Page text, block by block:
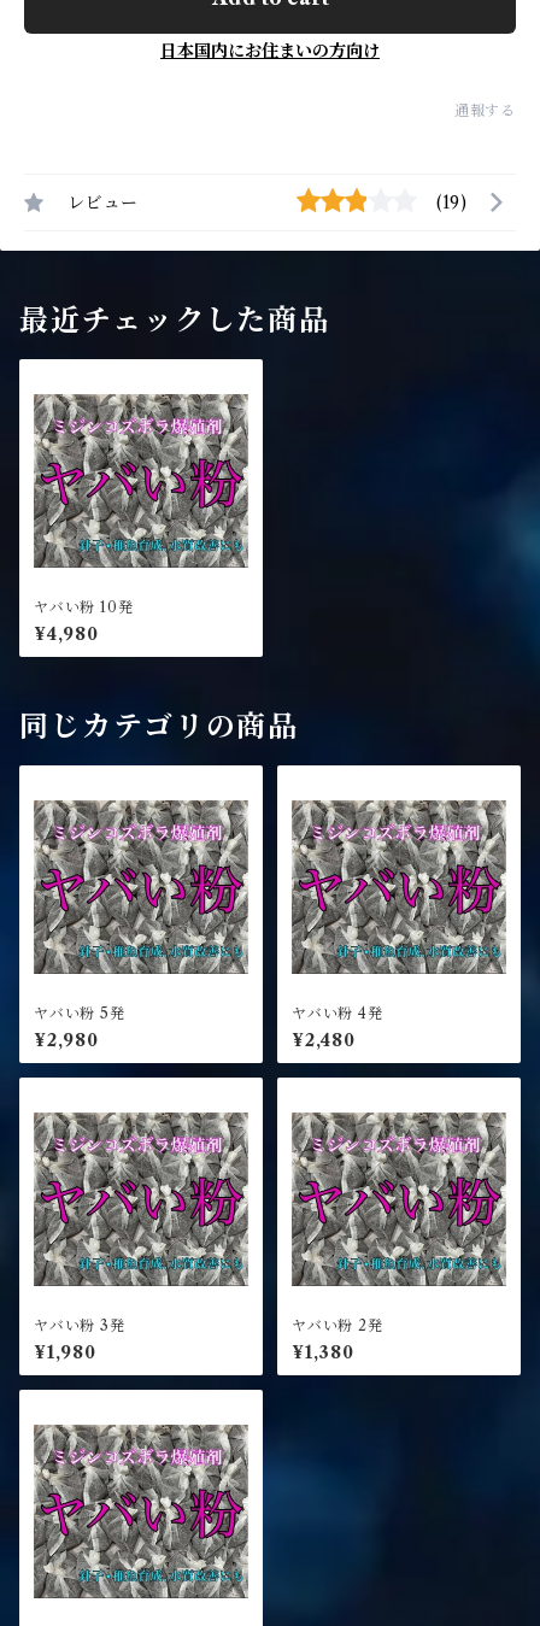
日本国内にお住まいの方向け
通報する
レビュー (19)
最近チェックした商品
ヤバい粉 10発
¥4,980
同じカテゴリの商品
ヤバい粉 5発
¥2,980
ヤバい粉 4発
¥2,480
ヤバい粉 3発
¥1,980
ヤバい粉 2発
¥1,380